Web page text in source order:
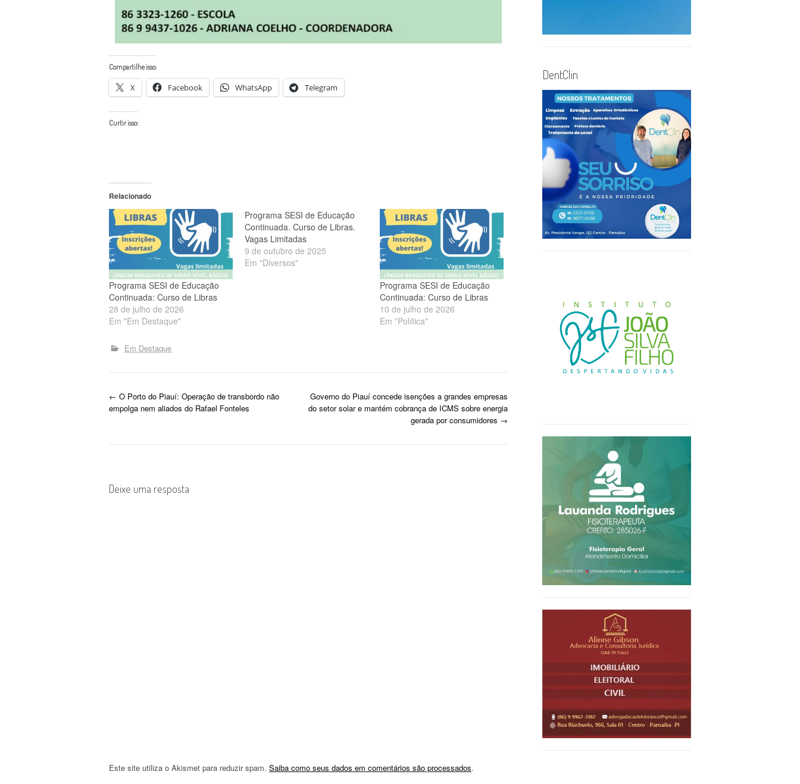
Compartilhe isso:
X Facebook WhatsApp Telegram
Curtir isso:
Relacionado
Programa SESI de Educação
Continuada: Curso de Libras
28 de julho de 2026
Em "Em Destaque"
Programa SESI de Educação
Continuada. Curso de Libras.
Vagas Limitadas
9 de outubro de 2025
Em "Diversos"
Programa SESI de Educação
Continuada: Curso de Libras
10 de julho de 2026
Em "Política"
Em Destaque
P
t
← O Porto do Piauí: Operação de transbordo não
empolga nem aliados do Rafael Fonteles
Governo do Piauí concede isenções a grandes empresas
do setor solar e mantém cobrança de ICMS sobre energia
gerada por consumidores →
Deixe uma resposta
Este site utiliza o Akismet para reduzir spam. Saiba como seus dados em comentários são processados.
DentClin